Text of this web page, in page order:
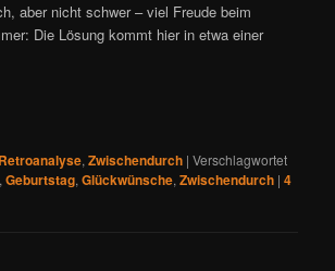
aber nicht schwer – viel Freude beim
Die Lösung kommt hier in etwa einer
Retroanalyse,Zwischendurch |Verschlagwortet
,Geburtstag,Glückwünsche,Zwischendurch |4